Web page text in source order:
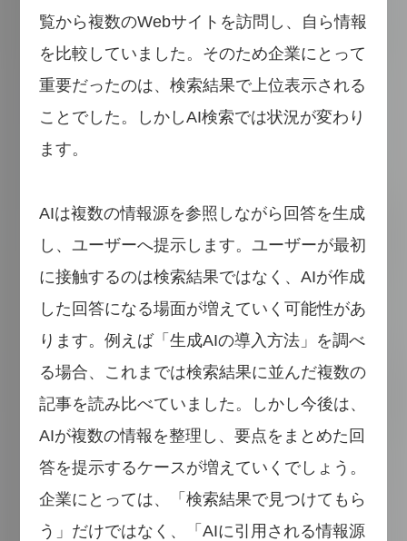
覧から複数のWebサイトを訪問し、自ら情報
を比較していました。そのため企業にとって
重要だったのは、検索結果で上位表示される
ことでした。しかしAI検索では状況が変わり
ます。
AIは複数の情報源を参照しながら回答を生成
し、ユーザーへ提示します。ユーザーが最初
に接触するのは検索結果ではなく、AIが作成
した回答になる場面が増えていく可能性があ
ります。例えば「生成AIの導入方法」を調べ
る場合、これまでは検索結果に並んだ複数の
記事を読み比べていました。しかし今後は、
AIが複数の情報を整理し、要点をまとめた回
答を提示するケースが増えていくでしょう。
企業にとっては、「検索結果で見つけてもら
う」だけではなく、「AIに引用される情報源